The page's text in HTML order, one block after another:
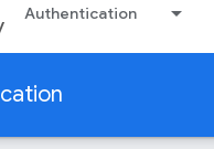
Authentication